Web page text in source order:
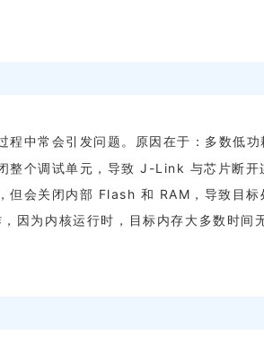
程中常会引发问题。原因在于：多数低功
整个调试单元，导致 J-Link 与芯片断开
但会关闭内部 Flash 和 RAM，导致目
因为内核运行时，目标内存大多数时间